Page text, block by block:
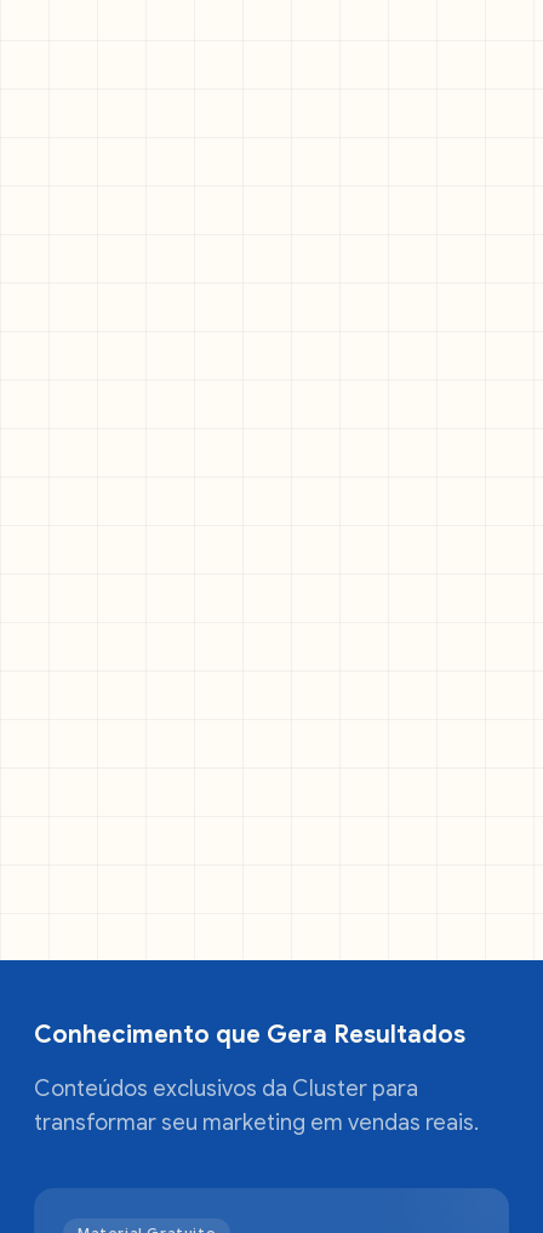
Conhecimento que Gera Resultados
Conteúdos exclusivos da Cluster para
transformar seu marketing em vendas reais.